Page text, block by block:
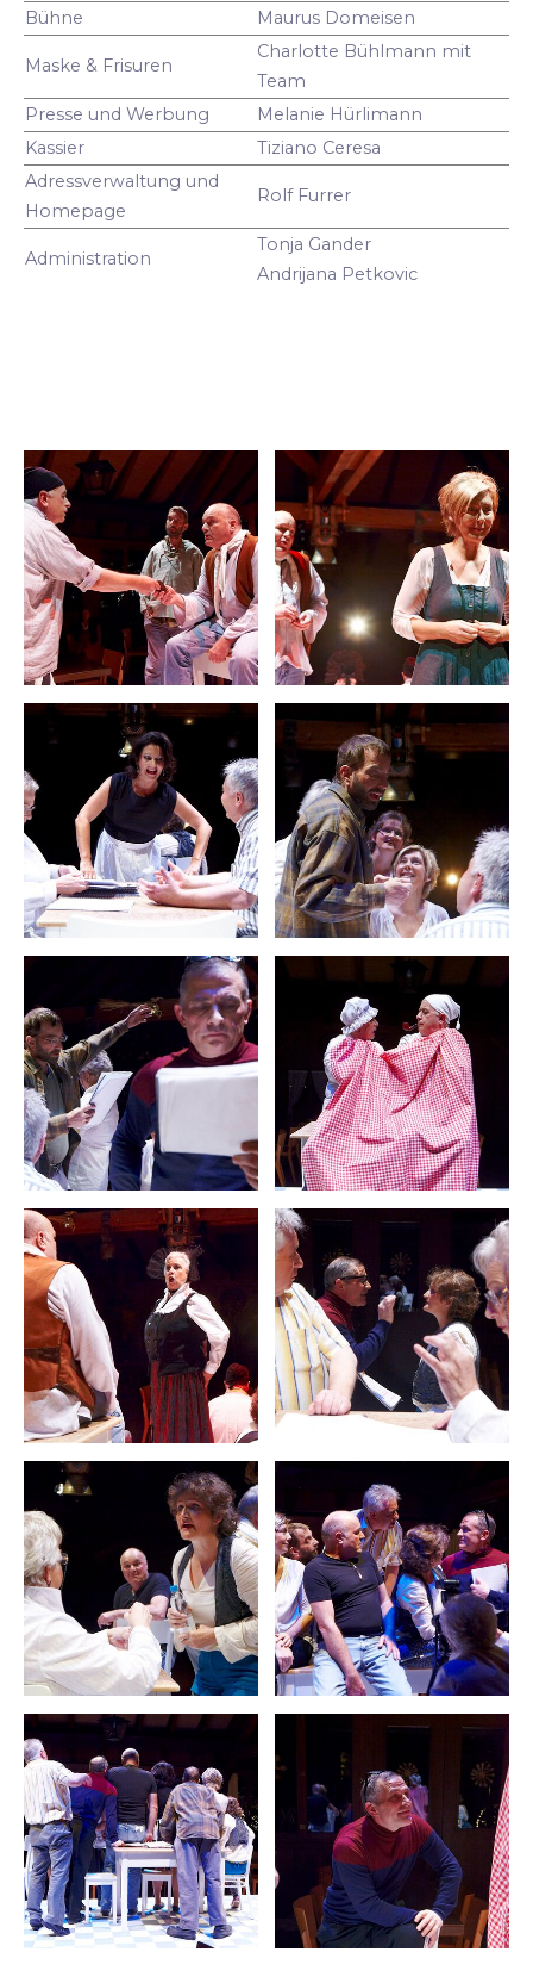
Bühne
Maurus Domeisen
Maske & Frisuren
Charlotte Bühlmann mit
Team
Presse und Werbung
Melanie Hürlimann
Kassier
Tiziano Ceresa
Adressverwaltung und
Homepage
Rolf Furrer
Administration
Tonja Gander
Andrijana Petkovic